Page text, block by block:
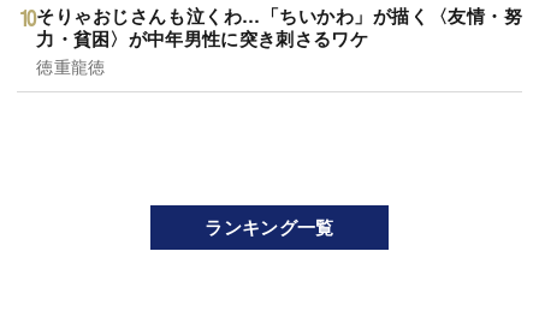
そりゃおじさんも泣くわ…「ちいかわ」が描く〈友情・努
力・貧困〉が中年男性に突き刺さるワケ
徳重龍徳
ランキング一覧